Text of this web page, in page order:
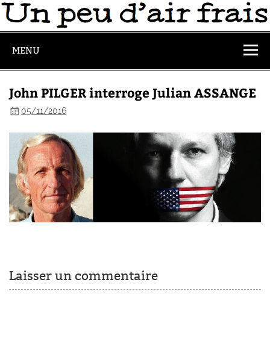
MENU
John PILGER interroge Julian ASSANGE
05/11/2016
Laisser un commentaire